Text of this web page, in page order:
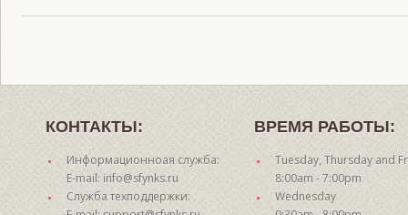
КОНТАКТЫ:
Информационноая служба:
E-mail: info@sfynks.ru
Служба техподдержки:
ВРЕМЯ РАБОТЫ:
Tuesday, Thursday and
8:00am - 7:00pm
Wednesday